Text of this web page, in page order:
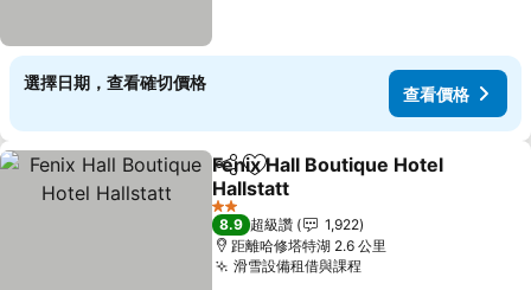
選擇日期，查看確切價格
查看價格
分享 加入我的最愛
Fenix Hall Boutique Hotel
Hallstatt
2 星級
8.9 超級讚
1,922
距離哈修塔特湖 2.6 公里
滑雪設備租借與課程